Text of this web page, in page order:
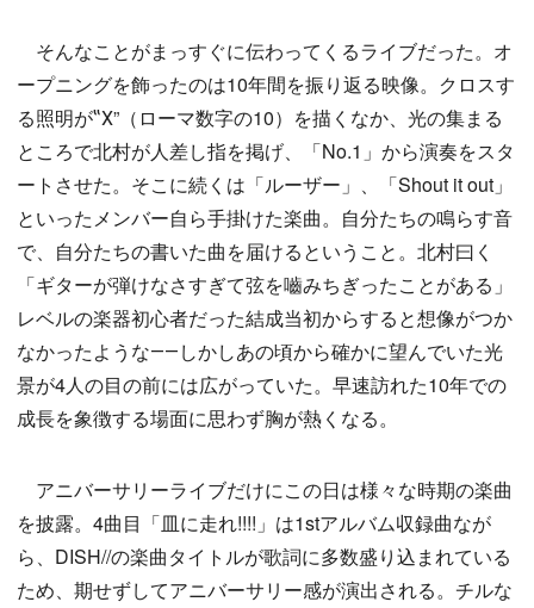
そんなことがまっすぐに伝わってくるライブだった。オ
ープニングを飾ったのは10年間を振り返る映像。クロスす
る照明が‟Ⅹ”（ローマ数字の10）を描くなか、光の集まる
ところで北村が人差し指を掲げ、「No.1」から演奏をスタ
ートさせた。そこに続くは「ルーザー」、「Shout it out」
といったメンバー自ら手掛けた楽曲。自分たちの鳴らす音
で、自分たちの書いた曲を届けるということ。北村曰く
「ギターが弾けなさすぎて弦を嚙みちぎったことがある」
レベルの楽器初心者だった結成当初からすると想像がつか
なかったような――しかしあの頃から確かに望んでいた光
景が4人の目の前には広がっていた。早速訪れた10年での
成長を象徴する場面に思わず胸が熱くなる。
アニバーサリーライブだけにこの日は様々な時期の楽曲
を披露。4曲目「皿に走れ!!!!」は1stアルバム収録曲なが
ら、DISH//の楽曲タイトルが歌詞に多数盛り込まれている
ため、期せずしてアニバーサリー感が演出される。チルな